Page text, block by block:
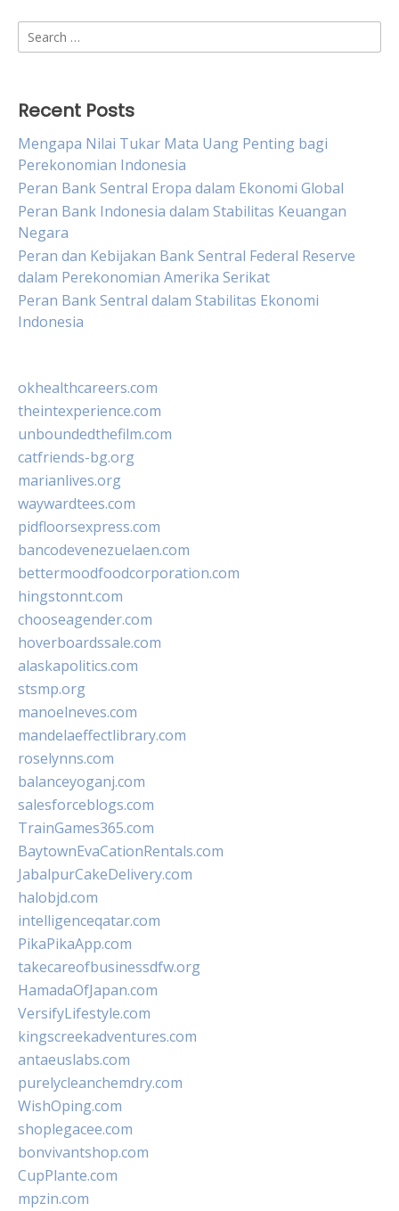
Search
for:
Recent Posts
Mengapa Nilai Tukar Mata Uang Penting bagi
Perekonomian Indonesia
Peran Bank Sentral Eropa dalam Ekonomi Global
Peran Bank Indonesia dalam Stabilitas Keuangan
Negara
Peran dan Kebijakan Bank Sentral Federal Reserve
dalam Perekonomian Amerika Serikat
Peran Bank Sentral dalam Stabilitas Ekonomi
Indonesia
okhealthcareers.com
theintexperience.com
unboundedthefilm.com
catfriends-bg.org
marianlives.org
waywardtees.com
pidfloorsexpress.com
bancodevenezuelaen.com
bettermoodfoodcorporation.com
hingstonnt.com
chooseagender.com
hoverboardssale.com
alaskapolitics.com
stsmp.org
manoelneves.com
mandelaeffectlibrary.com
roselynns.com
balanceyoganj.com
salesforceblogs.com
TrainGames365.com
BaytownEvaCationRentals.com
JabalpurCakeDelivery.com
halobjd.com
intelligenceqatar.com
PikaPikaApp.com
takecareofbusinessdfw.org
HamadaOfJapan.com
VersifyLifestyle.com
kingscreekadventures.com
antaeuslabs.com
purelycleanchemdry.com
WishOping.com
shoplegacee.com
bonvivantshop.com
CupPlante.com
mpzin.com